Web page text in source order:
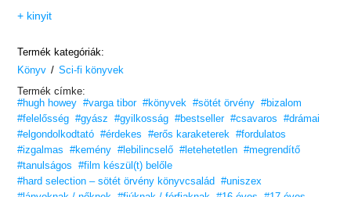
A New York Times
a Juliette és Donald által meghozott döntések
De ha nem vigyáznak,
ők okozhatják az emberiség pusztulását is…
„APor végleg biztosítja aSiló-trilógia helyét
a modern mesterművek között.”
– Sunday Express –
Térj vissza aPor ba,
+ kinyit
Termék kategóriák:
Könyv / Sci-fi könyvek
Termék címke:
#hugh howey #varga tibor #könyvek #sötét örvény #bizalom
#felelősség #gyász #gyilkosság #bestseller #csavaros
#drámai
#elgondolkodtató #érdekes #erős karaketerek #fordulatos
#izgalmas
#kemény #lebilincselő #letehetetlen #megrendítő
#tanulságos
#film készül(t) belőle
#hard selection – sötét örvény könyvcsalád
#uniszex